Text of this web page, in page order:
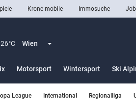
Krone mobile Immosuche
26°C Wien Menü aufklappen
Motorsport Wintersport Ski
League International Regionalliga